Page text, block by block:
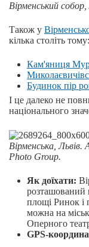
Вірменський
Також у
кілька століть тому:
Кам'яниця
Будинок пір
І це далеко не
національного
Вірменська,
Photo Group.
Як доїхати:
розташований
площі Ринок і
можна на
Оперного
GPS-